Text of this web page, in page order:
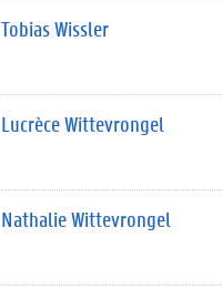
Tobias Wissler
Lucrèce Wittevrongel
Nathalie Wittevrongel